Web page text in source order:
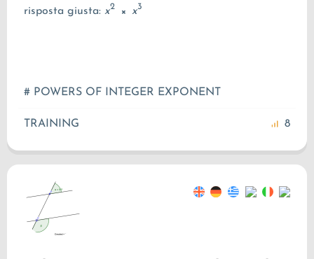
risposta giusta: x2 × x3
# POWERS OF INTEGER EXPONENT
TRAINING 8